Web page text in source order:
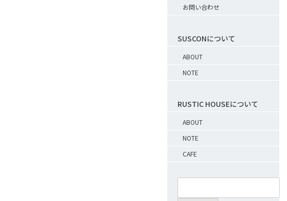
お問い合わせ
SUSCONについて
ABOUT
NOTE
RUSTIC HOUSEについて
ABOUT
NOTE
CAFE